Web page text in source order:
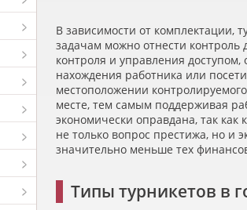
В зависимости от комплектации,
задачам можно отнести контроль
контроля и управления
нахождения работника или
местоположении
месте, тем самым поддерживая
экономически оправдана, так
не только вопрос престижа, но и
значительно меньше тех
Типы турникетов в